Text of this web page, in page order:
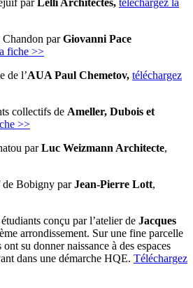
parLelli Architectes, téléchargez la
parGiovanni Pace
fiche >>
de l’AUA Paul Chemetov, téléchargez
collectifs de Ameller, Dubois et
>>
parLuc Weizmann Architecte,
de Bobigny parJean-Pierre Lott,
conçu par l’atelier de Jacques
arrondissement. Sur une fine parcelle
su donner naissance à des espaces
dans une démarche HQE. Téléchargez